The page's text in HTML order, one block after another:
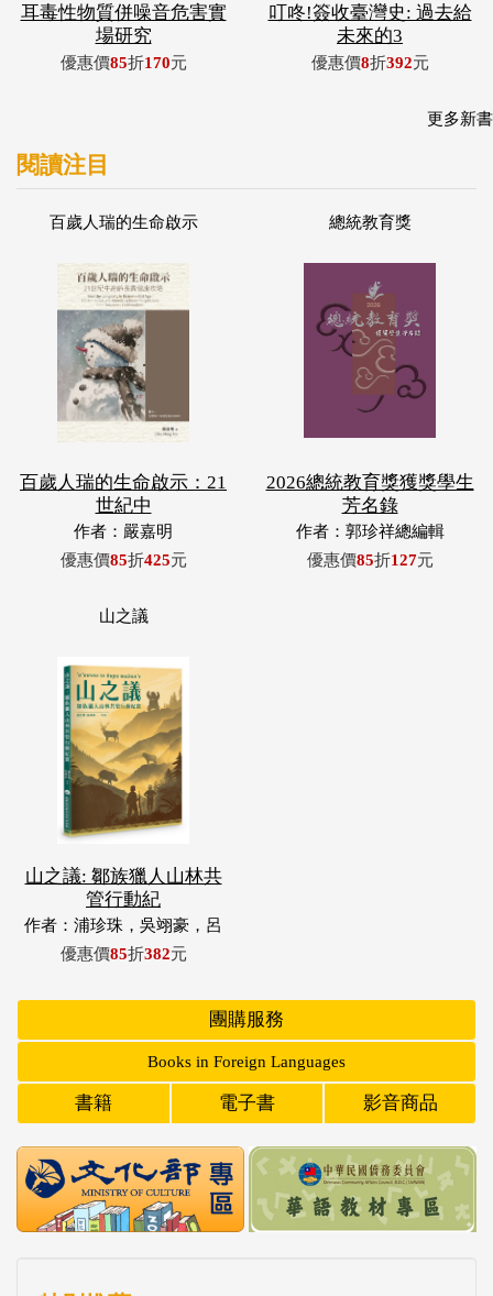
耳毒性物質併噪音危害實
場研究
優惠價85折170元
叮咚!簽收臺灣史: 過去給
未來的3
優惠價8折392元
更多新書
閱讀注目
百歲人瑞的生命啟示
百歲人瑞的生命啟示：21
世紀中
作者：嚴嘉明
優惠價85折425元
總統教育獎
2026總統教育獎獲獎學生
芳名錄
作者：郭珍祥總編輯
優惠價85折127元
山之議
山之議: 鄒族獵人山林共
管行動紀
作者：浦珍珠，吳翊豪，呂
翊齊，張惠東，許玉青，王
優惠價85折382元
團購服務
Books in Foreign Languages
書籍 電子書 影音商品